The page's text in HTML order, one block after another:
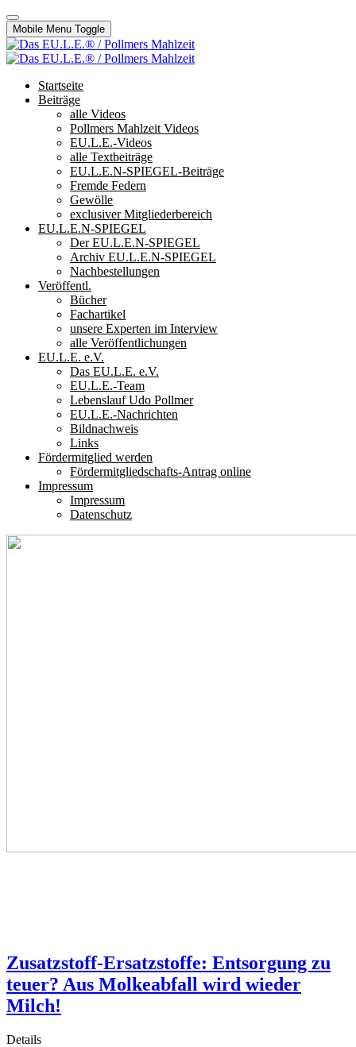
Mobile Menu Toggle
Startseite
Beiträge
alle Videos
Pollmers Mahlzeit Videos
EU.L.E.-Videos
alle Textbeiträge
EU.L.E.N-SPIEGEL-Beiträge
Fremde Federn
Gewölle
exclusiver Mitgliederbereich
EU.L.E.N-SPIEGEL
Der EU.L.E.N-SPIEGEL
Archiv EU.L.E.N-SPIEGEL
Nachbestellungen
Veröffentl.
Bücher
Fachartikel
unsere Experten im Interview
alle Veröffentlichungen
EU.L.E. e.V.
Das EU.L.E. e.V.
EU.L.E.-Team
Lebenslauf Udo Pollmer
EU.L.E.-Nachrichten
Bildnachweis
Links
Fördermitglied werden
Fördermitgliedschafts-Antrag online
Impressum
Impressum
Datenschutz
Zusatzstoff-Ersatzstoffe: Entsorgung zu
teuer? Aus Molkeabfall wird wieder
Milch!
Details